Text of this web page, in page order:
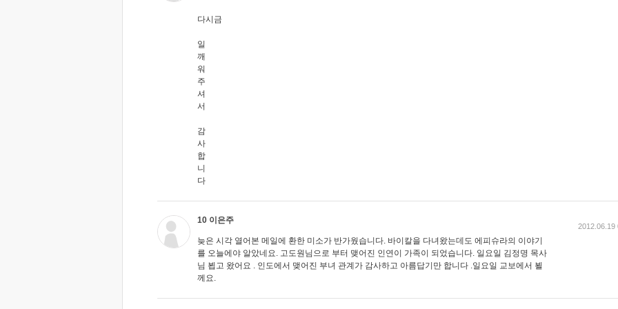
다시금
일
깨
워
주
셔
서
감
사
합
니
다
10 이은주
늦은 시각 열어본 메일에 환한 미소가 반가웠습니다. 바이칼을 다녀왔는데도 에피슈라의 이야기
를 오늘에야 알았네요. 고도원님으로 부터 맺어진 인연이 가족이 되었습니다. 일요일 김정명 목사
님 뵙고 왔어요 . 인도에서 맺어진 부녀 관계가 감사하고 아름답기만 합니다 .일요일 교보에서 뵐
께요.
2012.06.19